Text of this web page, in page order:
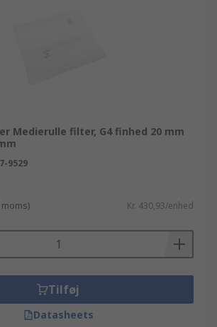
Medierulle filter, G4 finhed 20 mm
9529
moms) Kr. 430,93/enhed
Tilføj
Datasheets